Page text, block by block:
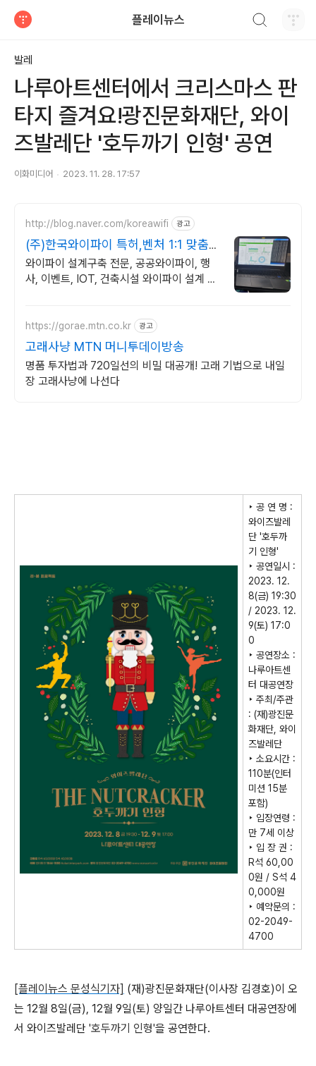
플레이뉴스
발레
나루아트센터에서 크리스마스 판
타지 즐겨요!광진문화재단, 와이
즈발레단 '호두까기 인형' 공연
이화미디어 2023. 11. 28. 17:57
http://blog.naver.com/koreawifi 광고
(주)한국와이파이 특허,벤처 1:1 맞춤
상담 및 견적
와이파이 설계구축 전문, 공공와이파이, 행
사, 이벤트, IOT, 건축시설 와이파이 설계 구
https://gorae.mtn.co.kr 광고
고래사냥 MTN 머니투데이방송
명품 투자법과 720일선의 비밀 대공개! 고래 기법으로 내일
장 고래사냥에 나선다
‣ 공 연 명 :
와이즈발레
단 '호두까
기 인형'
‣ 공연일시 :
2023. 12.
8(금) 19:30
/ 2023. 12.
9(토) 17:0
0
‣ 공연장소 :
나루아트센
터 대공연장
‣ 주최 /주관
: (재)광진문
화재단 와이
즈발레단
‣ 소요시간 :
110분(인터
미션 15분
포함)
‣ 입장연령 :
만 7세 이상
‣ 입 장 권 :
R석 60,00
0원 / S석 4
0,000원
‣ 예약문의 :
02-2049-
4700
[플레이뉴스 문성식기자] (재)광진문화재단(이사장 김경호)이 오
는 12월 8일(금), 12월 9일(토) 양일간 나루아트센터 대공연장에
서 와이즈발레단 '호두까기 인형'을 공연한다.